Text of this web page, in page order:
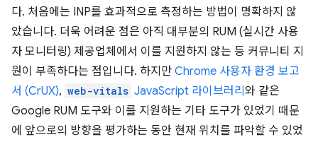
다. 처음에는 INP를 효과적으로 측정하는 방법이 명확하지 않
았습니다. 더욱 어려운 점은 아직 대부분의 RUM (실시간 사용
자 모니터링) 제공업체에서 이를 지원하지 않는 등 커뮤니티 지
원이 부족하다는 점입니다. 하지만 Chrome 사용자 환경 보고
서 (CrUX), web-vitals JavaScript 라이브러리 와 같은
Google RUM 도구와 이를 지원하는 기타 도구가 있었기 때문
에 앞으로의 방향을 평가하는 동안 현재 위치를 파악할 수 있었